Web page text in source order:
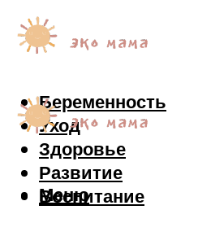
Беременность
Уход
Здоровье
Развитие
Воспитание
Меню